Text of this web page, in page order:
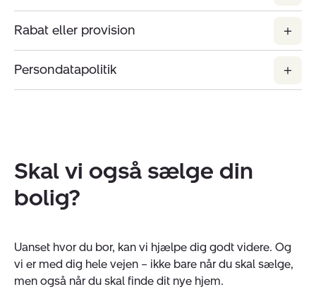
Rabat eller provision
Persondatapolitik
Skal vi også sælge din
bolig?
Uanset hvor du bor, kan vi hjælpe dig godt videre. Og
vi er med dig hele vejen – ikke bare når du skal sælge,
men også når du skal finde dit nye hjem.